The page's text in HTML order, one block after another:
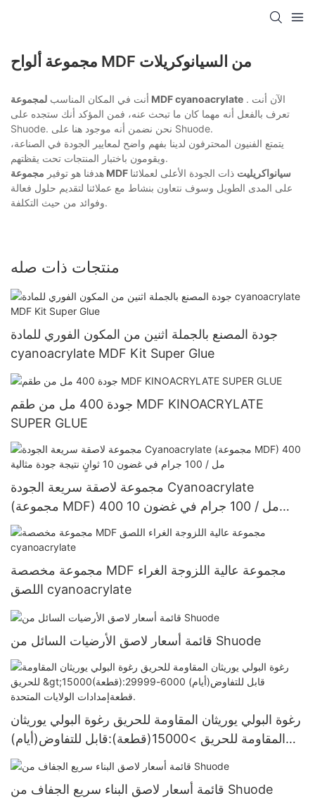
مجموعة ألواح MDF من السيانوكريلات
أنت في المكان المناسب لمجموعة MDF cyanoacrylate . الآن أنت
تعرف بالفعل أنه مهما كان ما تبحث عنه، فمن المؤكد أنك ستجده على
Shuode. نحن نضمن أنه موجود هنا على Shuode.
يتمتع الفنيون المحترفون لدينا بفهم واضح لمعايير الجودة في الصناعة،
ويقومون باختبار المنتجات تحت يقظتهم.
هدفنا هو توفير
مجموعة MDF سيانواكريليت ذات الجودة الأعلى لعملائنا
على المدى الطويل وسوف نتعاون بنشاط مع عملائنا لتقديم حلول فعالة
وفوائد من حيث التكلفة.
منتجات ذات صله
جودة المصنع بالجملة اثنين من المكون الفوري للمادة
cyanoacrylate MDF Kit Super Glue
جودة 400 مل من طقم MDF KINOACRYLATE
SUPER GLUE
مجموعة لاصقة سريعة الجودة Cyanoacrylate
(مجموعة MDF) 400 مل / 100 جرام في غضون 10
ثوانٍ نتيجة جودة مثالية
مجموعة مخصصة MDF مجموعة عالية اللزوجة الغراء
اللصق cyanoacrylate
قائمة أسعار لاصق الأرضيات السائل من Shuode
رغوة البولي يوريثان المقاومة للحريق رغوة البولي يوريثان
المقاومة للحريق >15000(قطعة):قابل للتفاوض(أيام)
قائمة أسعار لاصق البناء سريع الجفاف من Shuode